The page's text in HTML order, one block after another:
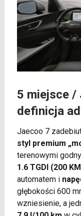
5 miejsce /
definicja
Jaecoo 7
styl premium
terenowymi
1.6 TGDI (200
automatem i
głębokości 600
wzniesienie, a